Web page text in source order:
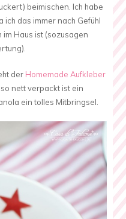
beimischen. Ich habe
ich das immer nach Gefühl
im Haus ist (sozusagen
der Homemade Aufkleber
nett verpackt ist ein
ein tolles Mitbringsel.